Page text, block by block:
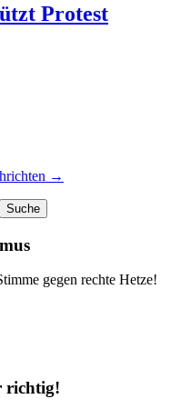
Protest
→
gegen rechte Hetze!
richtig!